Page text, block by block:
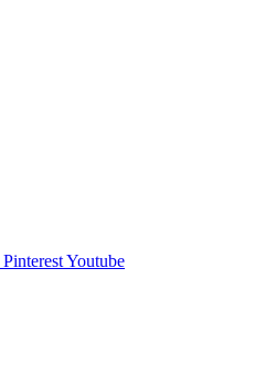
PinterestYoutube